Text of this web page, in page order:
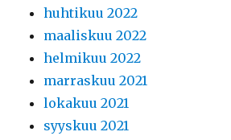
huhtikuu 2022
maaliskuu 2022
helmikuu 2022
marraskuu 2021
lokakuu 2021
syyskuu 2021